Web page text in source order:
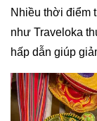
Nhiều thời điểm
như Traveloka
hấp dẫn giúp